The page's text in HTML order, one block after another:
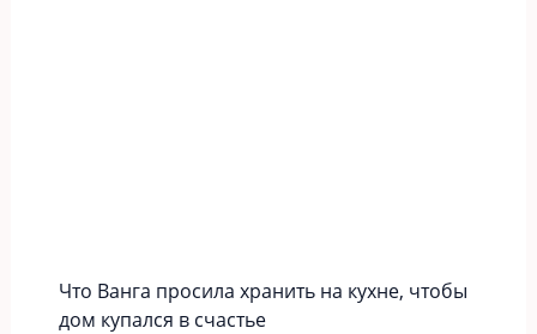
Что Ванга просила хранить на кухне, чтобы
дом купался в счастье